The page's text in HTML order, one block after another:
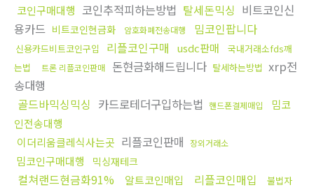
코인구매대행 코인추적피하는방법 탈세돈믹싱 비트코인신
용카드 비트코인현금화 암호화폐전송대행 밈코인팝니다
신용카드비트코인구입 리플코인구매 usdc판매
국내거래소fds깨
는법
트론 리플코인판매 돈현금화해드립니다 탈세하는방법 xrp전
송대행
골드바믹싱믹싱 카드로테더구입하는법 핸드폰결제매입
밈코
인전송대행
이더리움클레식사는곳 리플코인판매 장외거래소
밈코인구매대행 믹싱재테크
컬쳐랜드현금화91% 알트코인매입 리플코인매입
불법자